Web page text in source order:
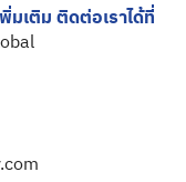
เติม ติดต่อเราได้ที่